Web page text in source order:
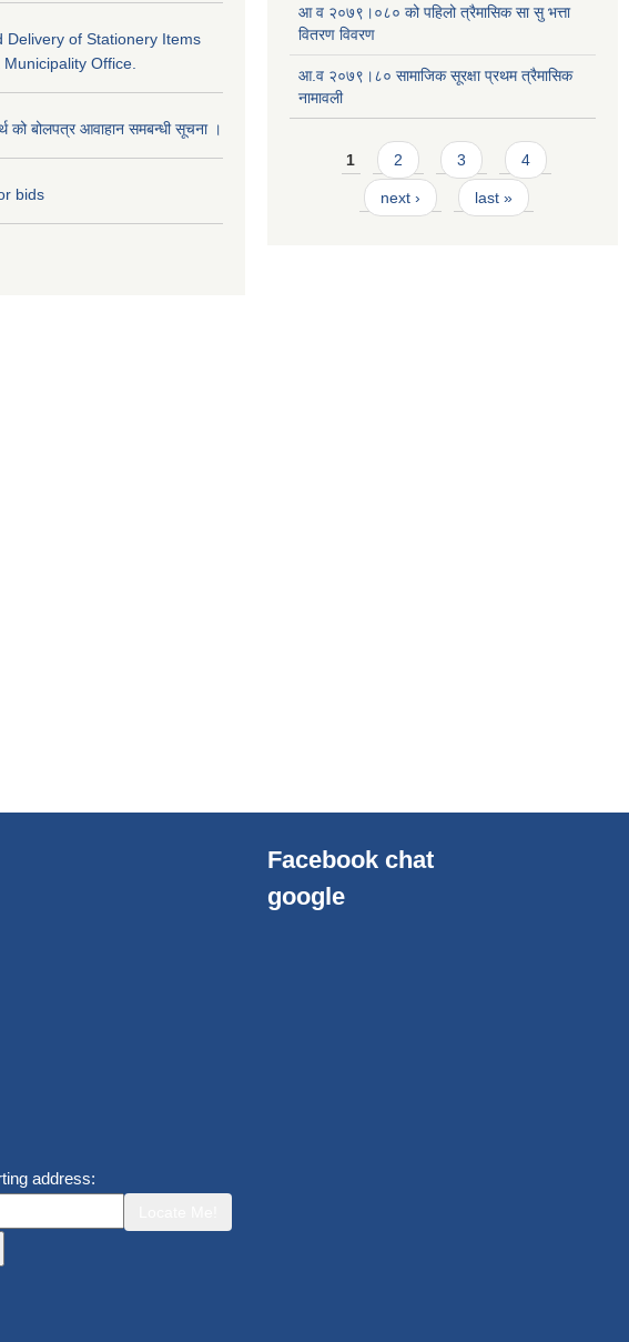
Delivery of Stationery Items
Office.
को बोलपत्र आवाहान समबन्धी सूचना ।
bids
आ व २०७९।०८० को पहिलो त्रैमासिक सा सु भत्ता
वितरण विवरण
आ.व २०७९।८० सामाजिक सूरक्षा प्रथम त्रैमासिक
नामावली
Pages
1 2 3 4
next › last »
address:
Facebook chat
google